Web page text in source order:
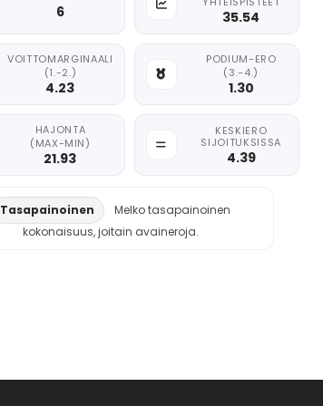
6 35.54
VOITTOMARGINAALI
(1.-2.)
4.23
PODIUM-ERO
(3.-4.)
1.30
HAJONTA
(MAX-MIN)
21.93
KESKIERO
SIJOITUKSISSA
4.39
Tasapainoinen
Melko tasapainoinen
kokonaisuus, joitain avaineroja.